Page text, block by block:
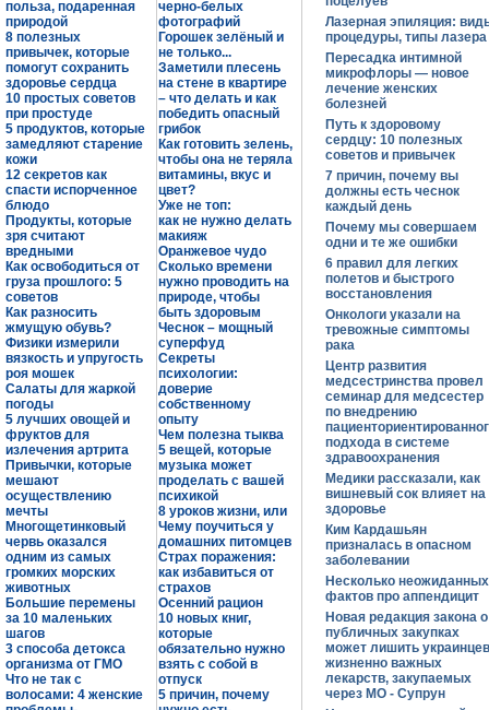
Лазерная эпиляция:
процедуры, типы лазера
Пересадка интимной
микрофлоры — новое
лечение женских
болезней
Путь к здоровому
сердцу: 10 полезных
советов и привычек
7 причин, почему вы
должны есть чеснок
каждый день
Почему мы совершаем
одни и те же ошибки
6 правил для легких
полетов и быстрого
восстановления
Онкологи указали на
тревожные симптомы
рака
Центр развития
медсестринства провел
семинар для медсестер
по внедрению
подхода в системе
здравоохранения
Медики рассказали, как
вишневый сок влияет на
здоровье
Ким Кардашьян
призналась в опасном
заболевании
Несколько неожиданных
фактов про аппендицит
Новая редакция закона о
публичных закупках
может лишить украинцев
жизненно важных
лекарств, закупаемых
через МО - Супрун
польза, подаренная
природой
8 полезных
привычек, которые
помогут сохранить
здоровье сердца
10 простых советов
при простуде
5 продуктов, которые
замедляют старение
кожи
12 секретов как
спасти испорченное
блюдо
Продукты, которые
зря считают
вредными
Как освободиться от
груза прошлого: 5
советов
Как разносить
жмущую обувь?
Физики измерили
вязкость и упругость
роя мошек
Салаты для жаркой
погоды
5 лучших овощей и
фруктов для
излечения артрита
Привычки, которые
мешают
осуществлению
мечты
Многощетинковый
червь оказался
одним из самых
громких морских
животных
Большие перемены
за 10 маленьких
шагов
3 способа детокса
организма от ГМО
Что не так с
волосами: 4 женские
черно-белых
фотографий
Горошек зелёный и
не только...
Заметили плесень
на стене в квартире
– что делать и как
победить опасный
грибок
Как готовить зелень,
чтобы она не теряла
витамины, вкус и
цвет?
Уже не топ:
как не нужно делать
макияж
Оранжевое чудо
Сколько времени
нужно проводить на
природе, чтобы
быть здоровым
Чеснок – мощный
суперфуд
Секреты
психологии:
доверие
собственному
опыту
Чем полезна тыква
5 вещей, которые
музыка может
проделать с вашей
психикой
8 уроков жизни, или
Чему поучиться у
домашних питомцев
Страх поражения:
как избавиться от
страхов
Осенний рацион
10 новых книг,
которые
обязательно нужно
взять с собой в
отпуск
5 причин, почему